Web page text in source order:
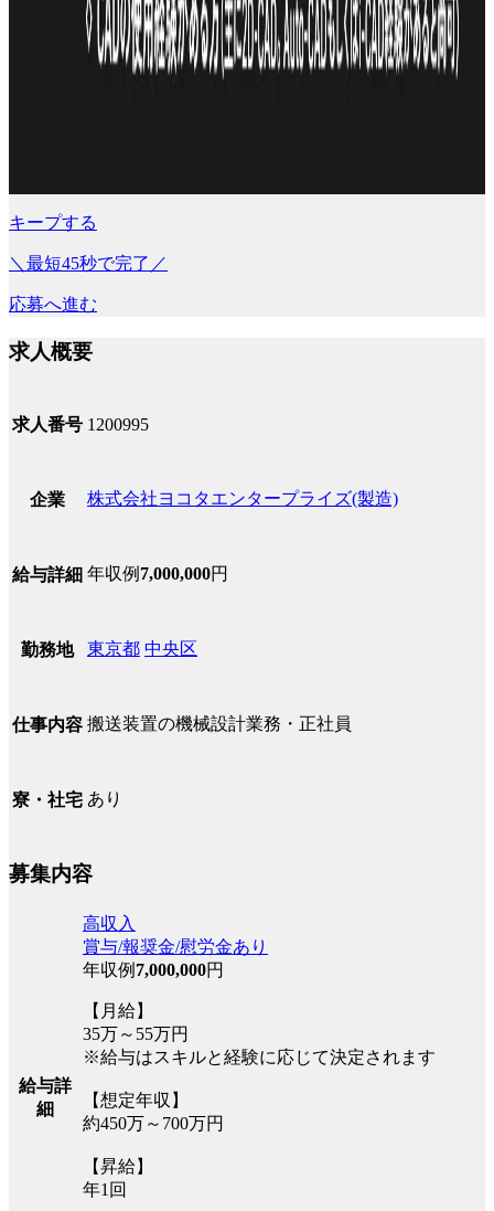
キープする
＼最短45秒で完了／
応募へ進む
求人概要
求人番号 1200995
企業 株式会社ヨコタエンタープライズ(製造)
給与詳細 年収例 7,000,000円
勤務地 東京都 中央区
仕事内容 搬送装置の機械設計業務・正社員
寮・社宅 あり
募集内容
給与詳
細
高収入
賞与/報奨金/慰労金あり
年収例 7,000,000円
【月給】
35万～55万円
※給与はスキルと経験に応じて決定されます
【想定年収】
約450万～700万円
【昇給】
年1回